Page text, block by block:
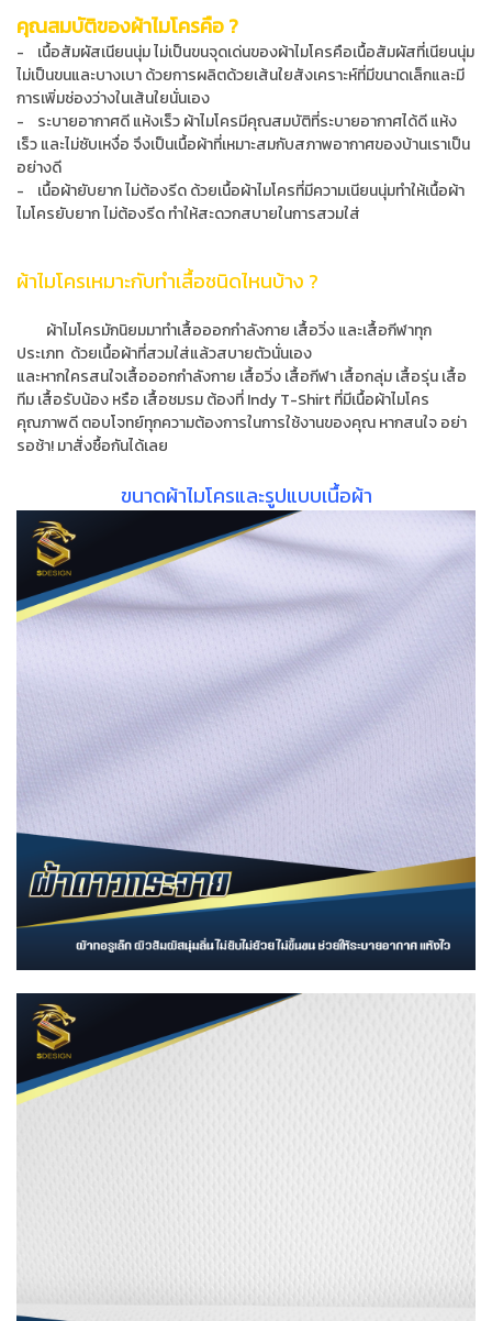
คุณสมบัติของผ้าไมโครคือ ?
-
เนื้อสัมผัสเนียนนุ่ม ไม่เป็นขนจุดเด่นของผ้าไมโครคือเนื้อสัมผัสที่เนียนนุ่ม
ไม่เป็นขนและบางเบา ด้วยการผลิตด้วยเส้นใยสังเคราะห์ที่มีขนาดเล็กและมี
การเพิ่มช่องว่างในเส้นใยนั่นเอง
- ระบายอากาศดี แห้งเร็วผ้าไมโครมีคุณสมบัติที่ระบายอากาศได้ดี แห้ง
เร็ว และไม่ซับเหงื่อ จึงเป็นเนื้อผ้าที่เหมาะสมกับสภาพอากาศของบ้านเราเป็น
อย่างดี
- เนื้อผ้ายับยาก ไม่ต้องรีดด้วยเนื้อผ้าไมโครที่มีความเนียนนุ่มทำให้เนื้อผ้า
ไมโครยับยาก ไม่ต้องรีด ทำให้สะดวกสบายในการสวมใส่
ผ้าไมโครเหมาะกับทำเสื้อชนิดไหนบ้าง ?
ผ้าไมโครมักนิยมมาทำเสื้อออกกำลังกาย เสื้อวิ่ง และเสื้อกีฬาทุก
ประเภท ด้วยเนื้อผ้าที่สวมใส่แล้วสบายตัวนั่นเอง
และหากใครสนใจเสื้อออกกำลังกาย เสื้อวิ่ง เสื้อกีฬา เสื้อกลุ่ม เสื้อรุ่น เสื้อ
ทีม เสื้อรับน้อง หรือ เสื้อชมรม ต้องที่ Indy T-Shirt ที่มีเนื้อผ้าไมโคร
คุณภาพดี ตอบโจทย์ทุกความต้องการในการใช้งานของคุณ หากสนใจ อย่า
รอช้า! มาสั่งซื้อกันได้เลย
ขนาดผ้าไมโครและรูปแบบเนื้อผ้า